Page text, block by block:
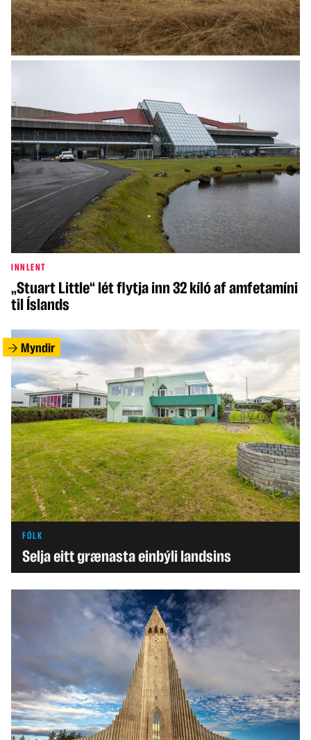
Ófeigur Sigurpáll Hólmar Jóhannesson er
látinn
INNLENT
„Stuart Little“ lét flytja inn 32 kíló af amfetamíni
til Íslands
Myndir
FÓLK
Selja eitt grænasta einbýli landsins